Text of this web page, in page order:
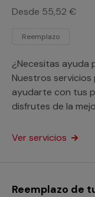
Desde 55,52 €
Reemplazo
¿Necesitas ayuda
Nuestros servicios
ayudarte con tus
disfrutes de la
Ver servicios
Reemplazo de